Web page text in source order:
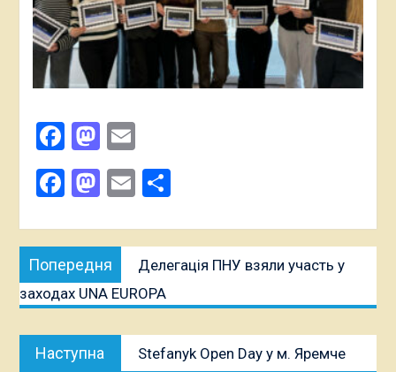
Facebook
Mastodon
Email
Facebook
Mastodon
EmailПоділитися
Навігація
записів
Попередня
публікація:
Делегація ПНУ взяли участь у
заходах UNA EUROPA
Наступна
Наступна
публікація:
Stefanyk Open Day у м. Яремче